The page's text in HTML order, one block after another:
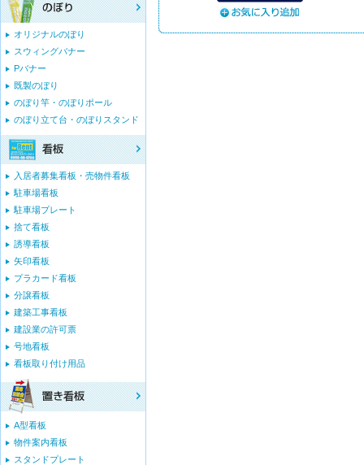
オリジナルのぼり
スウィングバナー
Pバナー
既製のぼり
のぼり竿・のぼりポール
のぼり立て台・のぼりスタンド
入居者募集看板・売物件看板
駐車場看板
駐車場プレート
捨て看板
誘導看板
矢印看板
プラカード看板
分譲看板
建築工事看板
建設業の許可票
号地看板
看板取り付け用品
A型看板
物件案内看板
スタンドプレート